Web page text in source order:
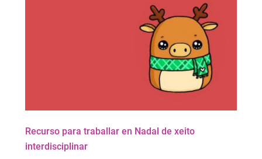
Recurso para traballar en Nadal de xeito
interdisciplinar